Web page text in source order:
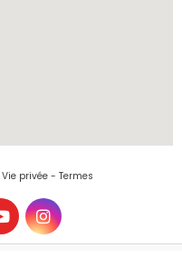
Vie privée - Termes